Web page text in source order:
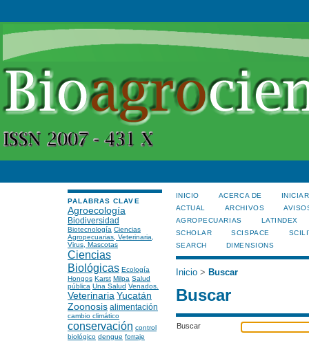
PALABRAS CLAVE
Agroecología
Biodiversidad
Biotecnología Ciencias
Agropecuarias, Veterinaria,
Virus, Mascotas
Ciencias
Biológicas Ecología
Hongos Karst Milpa Salud
pública Una Salud Venados.
Veterinaria Yucatán
Zoonosis alimentación
cambio climático
conservación control
biológico dengue forraje
INICIO ACERCA DE
ACTUAL
ARCHIVOS
AGROPECUARIAS
LATINDEX
SCHOLAR
SCISPACE
SEARCH
DIMENSIONS
Inicio> Buscar
Buscar
Buscar